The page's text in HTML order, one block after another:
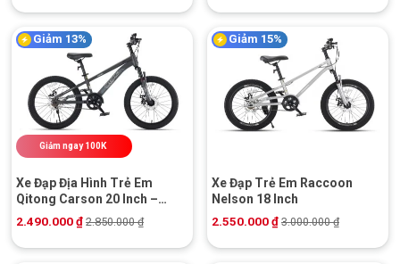
Giảm 13%
Giảm ngay 100K
Xe Đạp Địa Hình Trẻ Em
Qitong Carson 20 Inch –
Phanh Đĩa Cơ
2.490.000₫ 2.850.000₫
Giảm 15%
Xe Đạp Trẻ Em Raccoon
Nelson 18 Inch
2.550.000₫ 3.000.000₫